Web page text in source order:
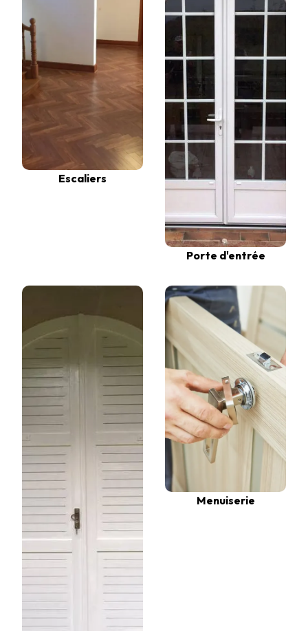
Escaliers
Porte d'entrée
Menuiserie